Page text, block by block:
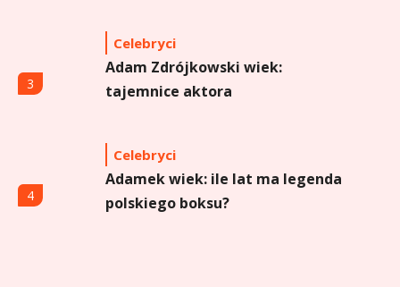
3
Celebryci
Adam Zdrójkowski wiek:
tajemnice aktora
4
Celebryci
Adamek wiek: ile lat ma legenda
polskiego boksu?